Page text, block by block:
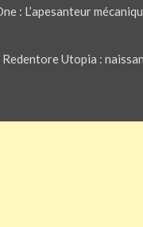
: L’apesanteur
Utopia :